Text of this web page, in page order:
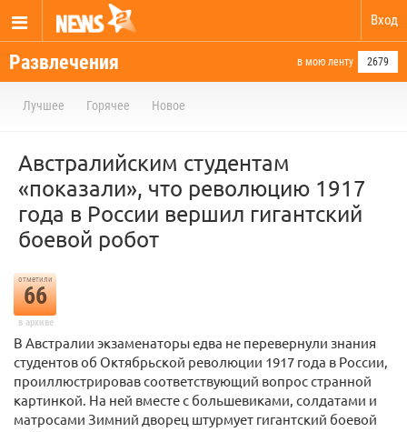
Вход
Развлечения в мою ленту 2679
Лучшее Горячее Новое
Австралийским студентам
«показали», что революцию 1917
года в России вершил гигантский
боевой робот
отметили
66
в архиве
В Австралии экзаменаторы едва не перевернули знания
студентов об Октябрьской революции 1917 года в России,
проиллюстрировав соответствующий вопрос странной
картинкой. На ней вместе с большевиками, солдатами и
матросами Зимний дворец штурмует гигантский боевой